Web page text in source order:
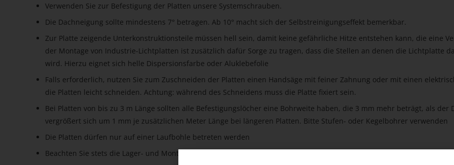
Verwenden Sie zur Befestigung der Platten unsere Systemschrauben.
Die Dachneigung sollte mindestens 7° betragen. Ab 10° macht sich der Selbstreinigungseffekt bemerkbar.
Zur Platte zeigende Unterkonstruktionsteile müssen hell sein, damit keine gefährliche Hitze entstehen kann, die eine
der Montage von Industrie-Lichtplatten ist zusätzlich dafür Sorge zu tragen, dass die Stellen an denen die Lichtplatte
wird. Hierzu eignet sich helle Dispersionsfarbe oder Aluklebefolie
Falls erforderlich, nutzen Sie zum Zuschneiden der Platten einen Handsäge mit feiner Zahnung oder mit einen
die Platten leicht schneiden. Achtung: während des Schneidens muss die Platte fixiert sein.
Bei Platten von bis zu 3 m Länge sollten alle Befestigungslöcher eine Bohrweite haben, die 3 mm mehr beträgt, als der
vergrößert sich um 1 mm je zusätzlichen Meter Länge bei längeren Platten. Bitte Stufen- oder Kegelbohrer verwenden
Die Platten dürfen nur auf einer Laufbohle betreten werden
Beachten Sie stets die Lager- und Montageanweisungen des Herstellers!